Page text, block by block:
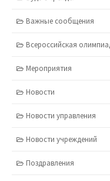
Важные сообщения
Всероссийская
Мероприятия
Новости
Новости управления
Новости учреждений
Поздравления